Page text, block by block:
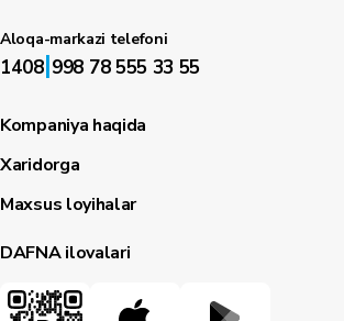
Aloqa-markazi telefoni
1408|998 78 555 33 55
Kompaniya haqida
Xaridorga
Maxsus loyihalar
DAFNA ilovalari